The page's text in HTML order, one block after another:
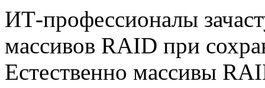
ИТ-профессионалы
массивов RAID при
Естественно массивы